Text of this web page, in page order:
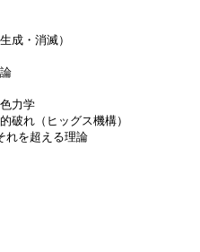
成・消滅）
力学
れ（ヒッグス機構）
を超える理論